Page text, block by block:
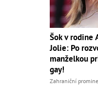
Šok v rodine
Jolie: Po
manželkou
gay!
Zahraniční